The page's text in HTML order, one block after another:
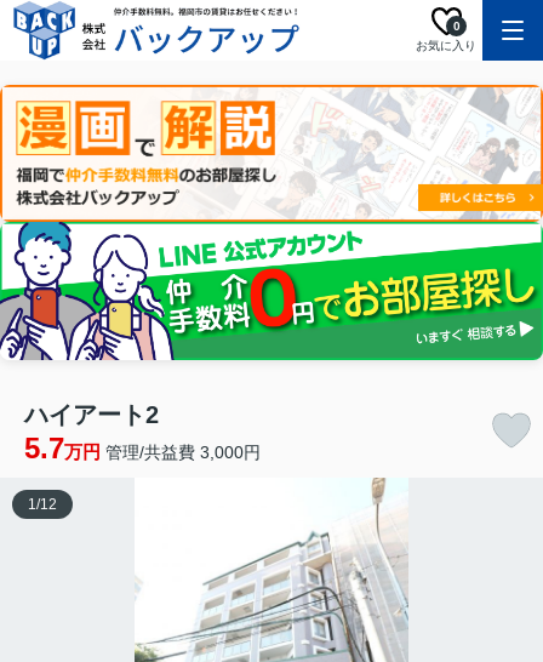
お気に入り
0
ハイアート2
5.7万円 管理/共益費 3,000円
1/12